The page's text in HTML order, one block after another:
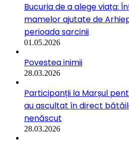
Bucuria de a alege viața:
mamelor ajutate de
perioada sarcinii
01.05.2026
Povestea inimii
28.03.2026
Participanții la Marșul
au ascultat în direct
nenăscut
28.03.2026